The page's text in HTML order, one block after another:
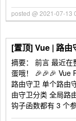
posted @ 2021-07-13
[置顶]Vue | 路由
摘要： 前言 最近在
蛋哦！ 🎉🎉🎉 Vue
路由守卫 单个路由
由守卫分类 全局路
钩子函数都有 3 个